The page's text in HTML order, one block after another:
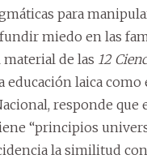
para
miedo en las
de las 12
educación laica como
responde que
“principios
la similitud